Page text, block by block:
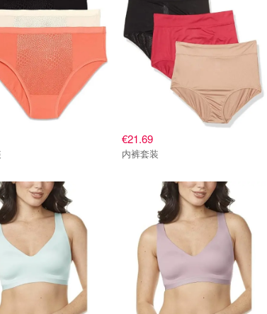
€21.69
内裤套装